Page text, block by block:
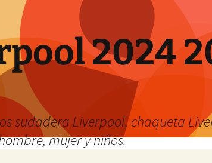
2024
sudadera Liverpool, chaqueta
mujer y niños.